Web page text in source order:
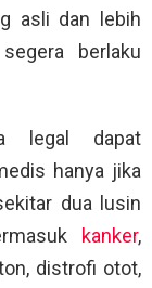
asli dan lebih
berlaku
legal dapat
hanya jika
dua lusin
kanker,
distrofi otot,